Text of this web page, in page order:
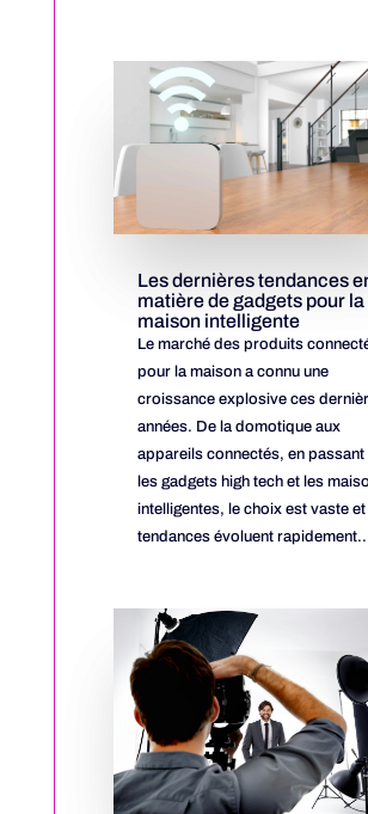
Les dernières tendances
matière de gadgets pour la
maison intelligente
Le marché des produits
pour la maison a connu une
croissance explosive ces
années. De la domotique aux
appareils connectés, en passant
les gadgets high tech et les
intelligentes, le choix est vaste et
tendances évoluent